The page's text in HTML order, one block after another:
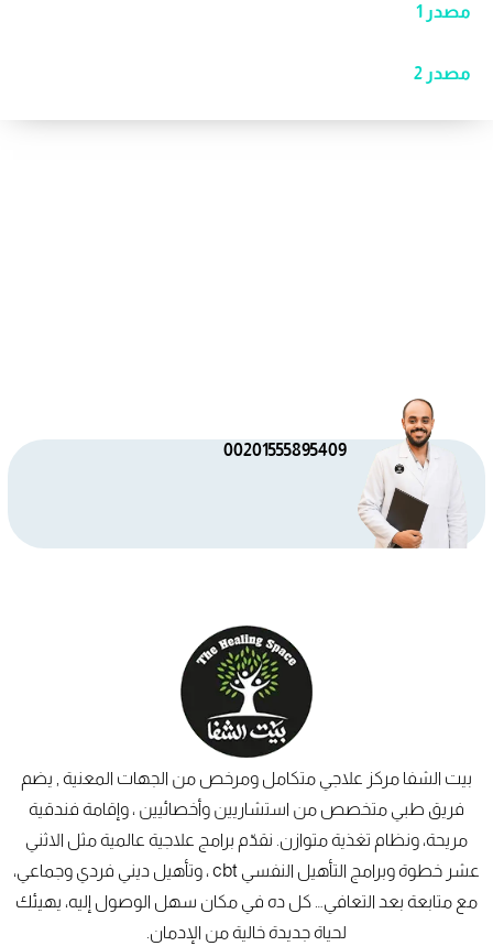
مصدر 1
مصدر 2
00201555895409
بيت الشفا مركز علاجي متكامل ومرخص من الجهات المعنية , يضم
فريق طبي متخصص من استشاريين وأخصائيين ، وإقامة فندقية
مريحة، ونظام تغذية متوازن. نقدّم برامج علاجية عالمية مثل الاثني
عشر خطوة وبرامج التأهيل النفسي cbt ، وتأهيل ديني فردي وجماعي،
مع متابعة بعد التعافي… كل ده في مكان سهل الوصول إليه، يهيئك
لحياة جديدة خالية من الإدمان.